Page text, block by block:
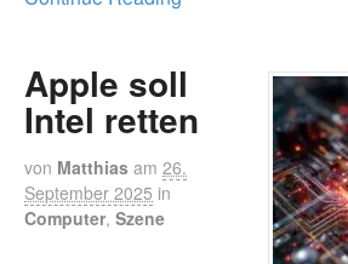
Apple soll
Intel retten
von Matthias am 26.
September 2025 in
Computer, Szene